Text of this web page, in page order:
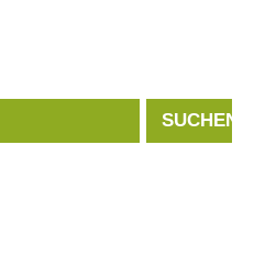
SUCHEN